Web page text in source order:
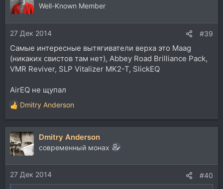
Well-Known Member
27 Дек 2014 #39
Самые интересные вытягиватели верха это Maag
(никаких свистов там нет), Abbey Road Brilliance Pack,
VMR Reviver, SLP Vitalizer MK2-T, SlickEQ
AirEQ не щупал
Р
е
а
к
ц
и
и
:
Dmitry Anderson
Dmitry Anderson
современный монах
27 Дек 2014 #40